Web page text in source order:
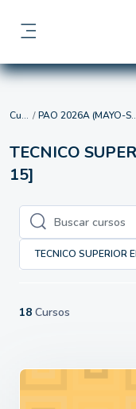
Cursos PAO 2026A
TECNICO
15]
Buscar cursos
Buscar cursos
TECNICO SUPERIOR
18 Cursos